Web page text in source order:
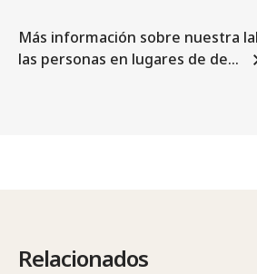
Más información sobre nuestra
las personas en lugares de de…
Relacionados